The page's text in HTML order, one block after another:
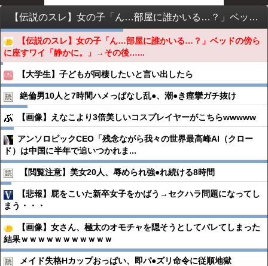
【伝説のスレ】女の子「ん…部屋に誰かいる…？」ベッドの傍らに座すワイ「静かに。」→その後…ｗｗｗｗｗｗｗｗｗｗ
【伝説のスレ】女の子「ん…部屋に誰かいる…？」ベッドの傍ら
に座すワイ「静かに。」→その後…...
【大学生】子どもが同棲したいと言い出したら
絶倫男10人と7時間ハメっぱなし乱●︎、潮●︎き痙攣ガチ抜け
【画像】えなこより3倍美しいコスプレイヤーがこちらwwwww
アンソロピックCEO「残念ながら我々の世界最高峰AI（クロー
ド）は中国に半年で追いつかれま...
【閲覧注意】美女20人、辱められ強●︎れ続ける8時間
【悲報】屁をこいた新卒女子をかばう→セクハラ問題になってし
まう・・・
【画像】女さん、極太のオモチャを隠そうとしてバレてしまった
結果ｗｗｗｗｗｗｗｗｗｗｗ
メイド失格Hカップおっぱい、即パ●︎ズリ命令に従順地獄